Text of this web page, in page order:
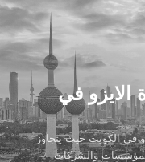
في
في الكويت حيث يتجاوز
المؤسسات والشركات